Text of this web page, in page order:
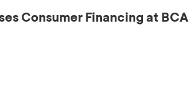
Consumer Financing at BCA